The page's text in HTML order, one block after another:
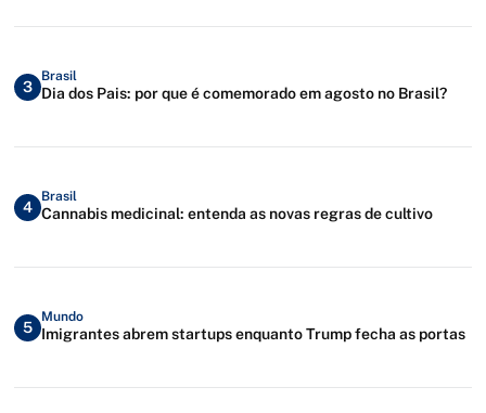
3
Brasil
Dia dos Pais: por que é comemorado em agosto no Brasil?
4
Brasil
Cannabis medicinal: entenda as novas regras de cultivo
5
Mundo
Imigrantes abrem startups enquanto Trump fecha as portas